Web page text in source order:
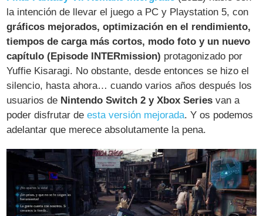
la intención de llevar el juego a PC y Playstation 5, con
gráficos mejorados, optimización en el rendimiento,
tiempos de carga más cortos, modo foto y un nuevo
capítulo (Episode INTERmission) protagonizado por
Yuffie Kisaragi. No obstante, desde entonces se hizo el
silencio, hasta ahora… cuando varios años después los
usuarios de Nintendo Switch 2 y Xbox Series van a
poder disfrutar deesta versión mejorada. Y os podemos
adelantar que merece absolutamente la pena.